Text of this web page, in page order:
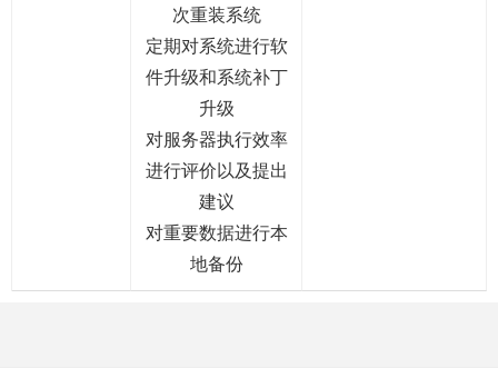
次重装系统
定期对系统进行软
件升级和系统补丁
升级
对服务器执行效率
进行评价以及提出
建议
对重要数据进行本
地备份